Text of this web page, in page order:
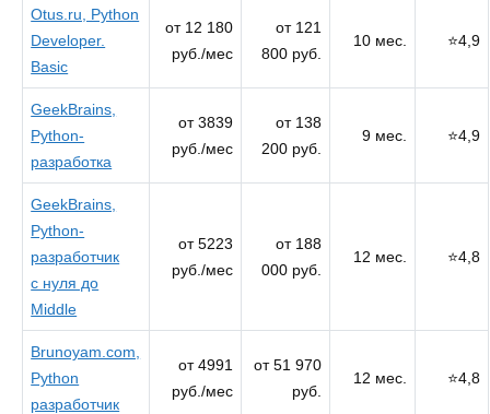
Otus.ru, Python
Developer.
Basic
от 12 180
руб./мес
от 121
800 руб.
10 мес. ⭐4,9
GeekBrains,
Python-
разработка
от 3839
руб./мес
от 138
200 руб.
9 меc. ⭐4,9
GeekBrains,
Python-
разработчик
с нуля до
Middle
от 5223
руб./мес
от 188
000 руб.
12 мес. ⭐4,8
Brunoyam.com,
Python
разработчик
от 4991
руб./мес
от 51 970
руб.
12 мес. ⭐4,8